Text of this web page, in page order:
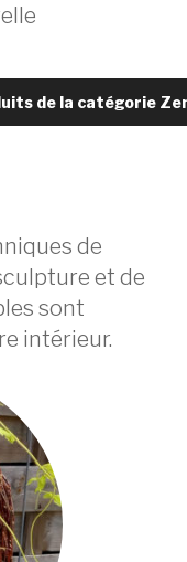
de la catégorie
de
et de
sont
intérieur.